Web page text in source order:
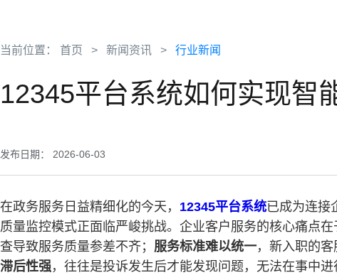
当前位置： 首页 > 新闻资讯 > 行业新闻
12345平台系统如何实现智
发布日期： 2026-06-03
在政务服务日益精细化的今天， 12345平台系统已成为连接
质量监控模式正面临严峻挑战。企业客户服务的核心痛点在
查导致服务质量参差不齐； 服务标准难以统一，新入职的
滞后性强，往往是投诉发生后才能发现问题，无法在事中进